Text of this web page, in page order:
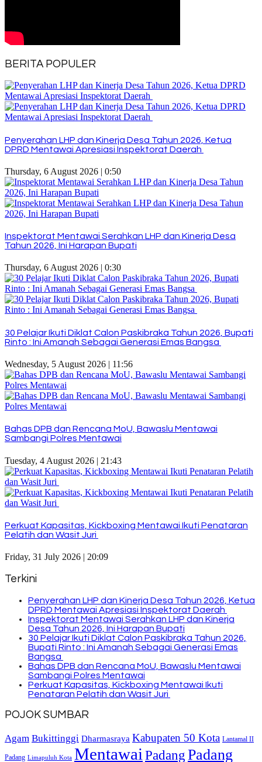
BERITA POPULER
Penyerahan LHP dan Kinerja Desa Tahun 2026, Ketua
DPRD Mentawai Apresiasi Inspektorat Daerah
Thursday, 6 August 2026 | 0:50
Inspektorat Mentawai Serahkan LHP dan Kinerja Desa
Tahun 2026, Ini Harapan Bupati
Thursday, 6 August 2026 | 0:30
30 Pelajar Ikuti Diklat Calon Paskibraka Tahun 2026, Bupati
Rinto : Ini Amanah Sebagai Generasi Emas Bangsa
Wednesday, 5 August 2026 | 11:56
Bahas DPB dan Rencana MoU, Bawaslu Mentawai
Sambangi Polres Mentawai
Tuesday, 4 August 2026 | 21:43
Perkuat Kapasitas, Kickboxing Mentawai Ikuti Penataran
Pelatih dan Wasit Juri
Friday, 31 July 2026 | 20:09
Terkini
Penyerahan LHP dan Kinerja Desa Tahun 2026, Ketua
DPRD Mentawai Apresiasi Inspektorat Daerah
Inspektorat Mentawai Serahkan LHP dan Kinerja
Desa Tahun 2026, Ini Harapan Bupati
30 Pelajar Ikuti Diklat Calon Paskibraka Tahun 2026,
Bupati Rinto : Ini Amanah Sebagai Generasi Emas
Bangsa
Bahas DPB dan Rencana MoU, Bawaslu Mentawai
Sambangi Polres Mentawai
Perkuat Kapasitas, Kickboxing Mentawai Ikuti
Penataran Pelatih dan Wasit Juri
POJOK SUMBAR
Agam Bukittinggi Dharmasraya Kabupaten 50 Kota Lantamal II
Padang Limapuluh Kota Mentawai PadangPadang